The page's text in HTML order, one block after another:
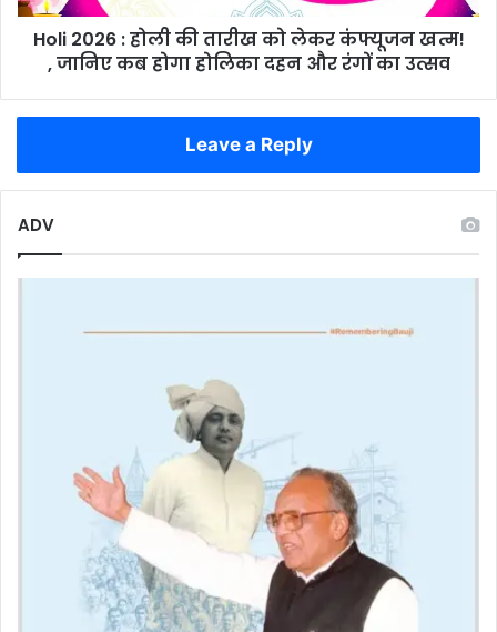
कंफ्यूजन
खत्म!
दहन
रंगों
Holi 2026 : होली की तारीख को लेकर कंफ्यूजन खत्म!
, जानिए कब होगा होलिका दहन और रंगों का उत्सव
Leave a Reply
ADV